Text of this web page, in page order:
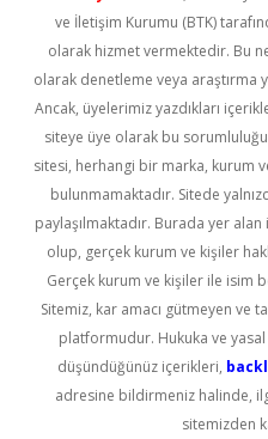
ve İletişim Kurumu (BTK)
olarak hizmet vermektedir. Bu
olarak denetleme veya araştırma
Ancak, üyelerimiz yazdıkları
siteye üye olarak bu
sitesi, herhangi bir marka, kurum
bulunmamaktadır. Sitede
paylaşılmaktadır. Burada yer
olup, gerçek kurum ve kişiler
Gerçek kurum ve kişiler ile isim
Sitemiz, kar amacı gütmeyen ve
platformudur. Hukuka ve
düşündüğünüz içerikleri,
adresine bildirmeniz halinde,
sitemizden